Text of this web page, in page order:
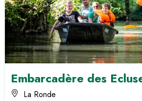
Embarcadère des
La Ronde